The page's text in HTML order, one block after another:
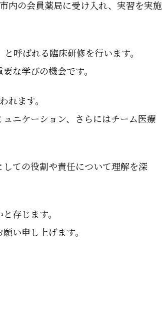
内の会員薬局に受け入れ、実習を実施
呼ばれる臨床研修を行います。
な学びの機会です。
ます。
ニケーション、さらにはチーム医療
ての役割や責任について理解を深
存じます。
い申し上げます。